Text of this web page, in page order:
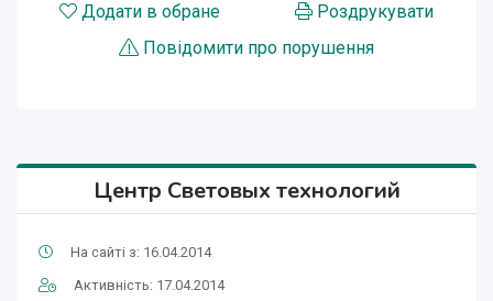
Додати в обране
Роздрукувати
Повідомити про порушення
Центр Световых технологий
На сайті з: 16.04.2014
Активність: 17.04.2014